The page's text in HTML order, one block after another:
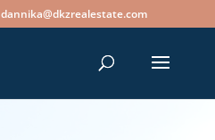
dannika@dkzrealestate.com